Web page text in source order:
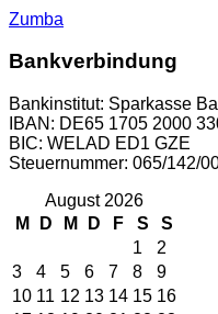
Zumba
Bankverbindung
Bankinstitut: Sparkasse
IBAN: DE65 1705 2000
BIC: WELAD ED1 GZE
Steuernummer: 065/142/
August 2026
M
D M D F S
S
1
2
3
4 5 6 7 8
9
10 11 12 13 14 15 16